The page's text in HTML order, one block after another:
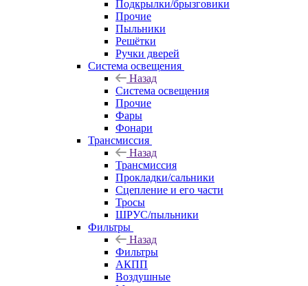
Подкрылки/брызговики
Прочие
Пыльники
Решётки
Ручки дверей
Система освещения
Назад
Система освещения
Прочие
Фары
Фонари
Трансмиссия
Назад
Трансмиссия
Прокладки/сальники
Сцепление и его части
Тросы
ШРУС/пыльники
Фильтры
Назад
Фильтры
АКПП
Воздушные